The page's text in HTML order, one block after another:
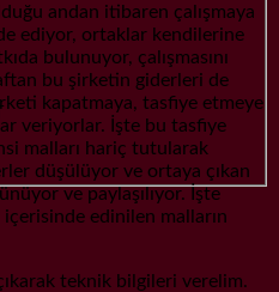
andan itibaren çalışmaya
ediyor, ortaklar kendilerine
bulunuyor, çalışmasını
bu şirketin giderleri de
kapatmaya, tasfiye etmeye
veriyorlar. İşte bu tasfiye
malları hariç tutularak
düşülüyor ve ortaya çıkan
ve paylaşılıyor. İşte
edinilen malların
teknik bilgileri verelim.